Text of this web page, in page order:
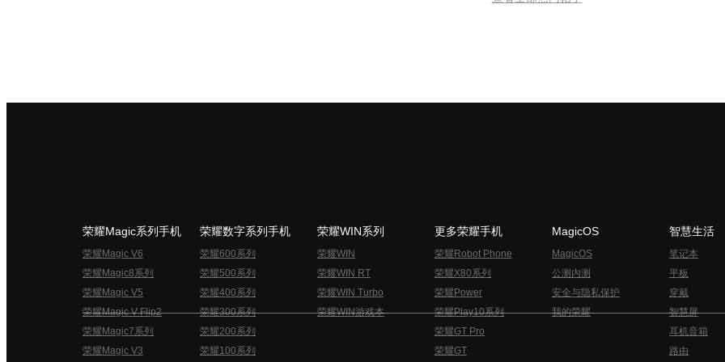
荣耀Magic系列手机
荣耀Magic V6
荣耀Magic8系列
荣耀Magic V5
荣耀Magic V Flip2
荣耀Magic7系列
荣耀Magic V3
荣耀数字系列手机
荣耀600系列
荣耀500系列
荣耀400系列
荣耀300系列
荣耀200系列
荣耀100系列
荣耀WIN系列
荣耀WIN
荣耀WIN RT
荣耀WIN Turbo
荣耀WIN游戏本
更多荣耀手机
荣耀Robot Phone
荣耀X80系列
荣耀Power
荣耀Play10系列
荣耀GT Pro
荣耀GT
MagicOS
MagicOS
公测内测
安全与隐私保护
我的荣耀
智慧生活
笔记本
平板
穿戴
智慧屏
耳机音箱
路由